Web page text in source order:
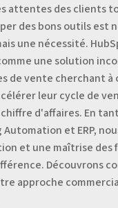
attentes des clients
des bons outils est
une nécessité.
une solution
de vente cherchant
leur cycle de
d'affaires. En
Automation et ERP,
et une maîtrise des
Découvrons
approche